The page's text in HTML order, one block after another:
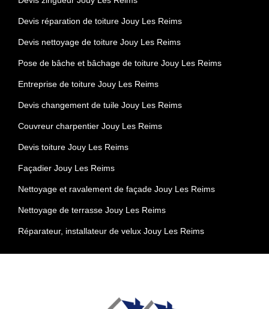
Devis réparation de toiture Jouy Les Reims
Devis nettoyage de toiture Jouy Les Reims
Pose de bâche et bâchage de toiture Jouy Les Reims
Entreprise de toiture Jouy Les Reims
Devis changement de tuile Jouy Les Reims
Couvreur charpentier Jouy Les Reims
Devis toiture Jouy Les Reims
Façadier Jouy Les Reims
Nettoyage et ravalement de façade Jouy Les Reims
Nettoyage de terrasse Jouy Les Reims
Réparateur, installateur de velux Jouy Les Reims